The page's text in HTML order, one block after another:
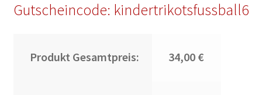
Gutscheincode: kindertrikotsfussball6
Produkt Gesamtpreis: 34,00 €